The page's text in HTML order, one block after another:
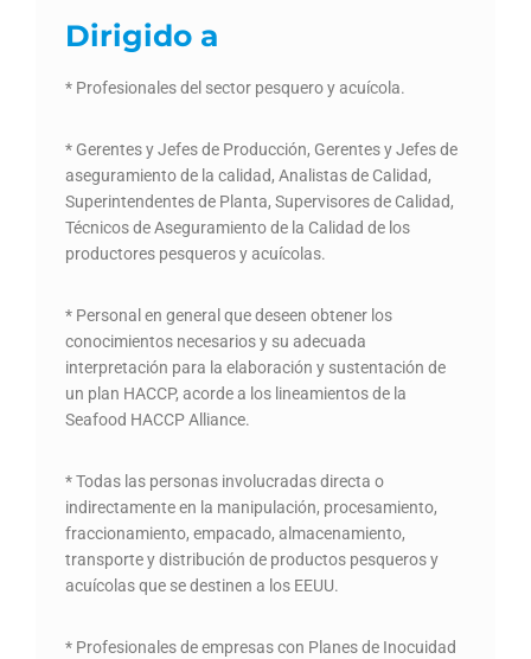
Dirigido a
* Profesionales del sector pesquero y acuícola.
* Gerentes y Jefes de Producción, Gerentes y Jefes de
aseguramiento de la calidad, Analistas de Calidad,
Superintendentes de Planta, Supervisores de Calidad,
Técnicos de Aseguramiento de la Calidad de los
productores pesqueros y acuícolas.
* Personal en general que deseen obtener los
conocimientos necesarios y su adecuada
interpretación para la elaboración y sustentación de
un plan HACCP, acorde a los lineamientos de la
Seafood HACCP Alliance.
* Todas las personas involucradas directa o
indirectamente en la manipulación, procesamiento,
fraccionamiento, empacado, almacenamiento,
transporte y distribución de productos pesqueros y
acuícolas que se destinen a los EEUU.
* Profesionales de empresas con Planes de Inocuidad